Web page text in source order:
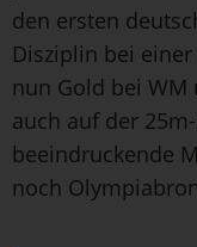
den ersten
Disziplin bei
nun Gold bei WM
auch auf der
beeindruckende
noch